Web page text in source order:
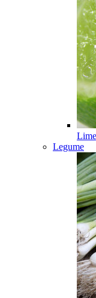
Legume